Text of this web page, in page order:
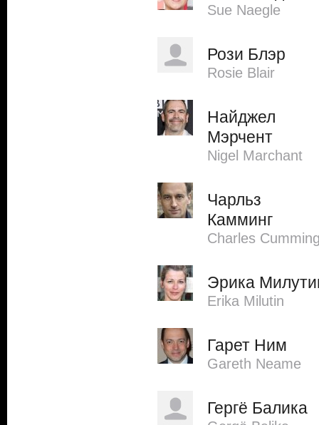
Sue Naegle
Рози Блэр
Rosie Blair
Найджел
Мэрчент
Nigel Marchant
Чарльз
Камминг
Charles
Эрика
Erika Milutin
Гарет Ним
Gareth Neame
Гергё Балика